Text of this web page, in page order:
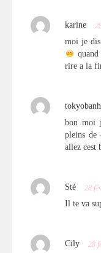
karine
moi je dis
rire a la
bon moi
pleins
allez cest
Sté 28
Il te va
Cily 28